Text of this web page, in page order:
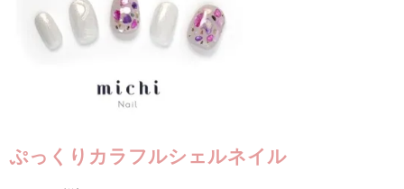
ぷっくりカラフルシェルネイル